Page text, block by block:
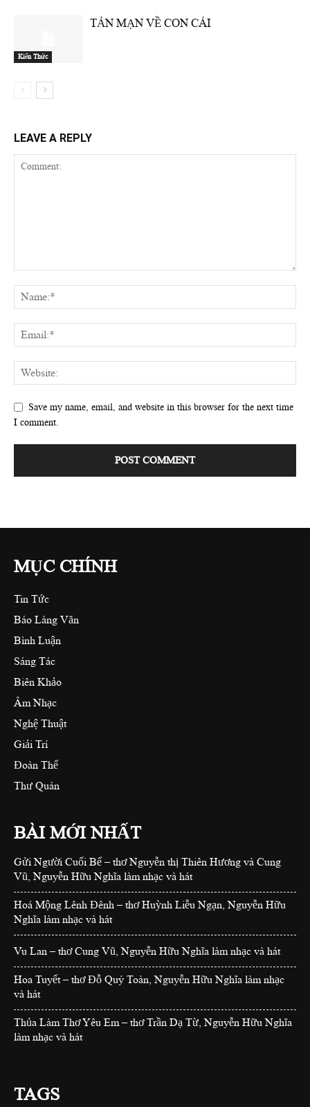
Kiến Thức
TẢN MẠN VỀ CON CÁI
LEAVE A REPLY
Save my name, email, and website in this browser for the next time
I comment.
MỤC CHÍNH
Tin Tức
Báo Làng Văn
Bình Luận
Sáng Tác
Biên Khảo
Âm Nhạc
Nghệ Thuật
Giải Trí
Đoàn Thể
Thư Quán
BÀI MỚI NHẤT
Gửi Người Cuối Bể – thơ Nguyễn thị Thiên Hương và Cung
Vũ, Nguyễn Hữu Nghĩa làm nhạc và hát
Hoá Mộng Lênh Đênh – thơ Huỳnh Liễu Ngạn, Nguyễn Hữu
Nghĩa làm nhạc và hát
Vu Lan – thơ Cung Vũ, Nguyễn Hữu Nghĩa làm nhạc và hát
Hoa Tuyết – thơ Đỗ Quý Toàn, Nguyễn Hữu Nghĩa làm nhạc
và hát
Thủa Làm Thơ Yêu Em – thơ Trần Dạ Từ, Nguyễn Hữu Nghĩa
làm nhạc và hát
TAGS